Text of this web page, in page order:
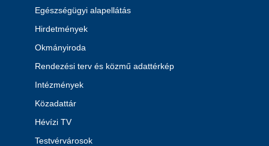
Egészségügyi alapellátás
Hirdetmények
Okmányiroda
Rendezési terv és közmű adattérkép
Intézmények
Közadattár
Hévízi TV
Testvérvárosok